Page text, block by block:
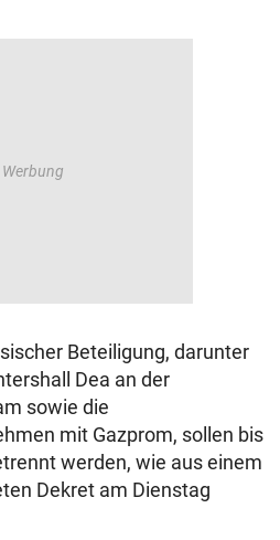
Beteiligung, darunter
Dea an der
sowie die
mit Gazprom, sollen bis
werden, wie aus einem
Dekret am Dienstag